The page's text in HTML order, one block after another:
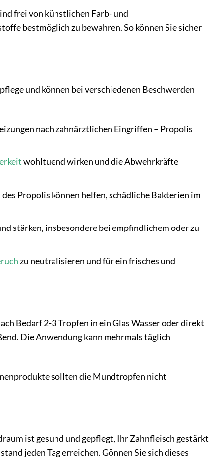
frei von künstlichen Farb- und
bestmöglich zu bewahren. So können Sie sicher
und können bei verschiedenen Beschwerden
nach zahnärztlichen Eingriffen – Propolis
wohltuend wirken und die Abwehrkräfte
Propolis können helfen, schädliche Bakterien im
stärken, insbesondere bei empfindlichem oder zu
zu neutralisieren und für ein frisches und
Bedarf 2-3 Tropfen in ein Glas Wasser oder direkt
Die Anwendung kann mehrmals täglich
sollten die Mundtropfen nicht
ist gesund und gepflegt, Ihr Zahnfleisch gestärkt
jeden Tag erreichen. Gönnen Sie sich dieses